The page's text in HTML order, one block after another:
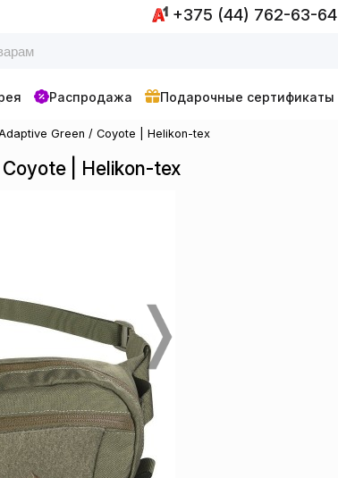
+375 (44) 762-63-64
Распродажа Подарочные сертификаты
Green / Coyote | Helikon-tex
| Helikon-tex